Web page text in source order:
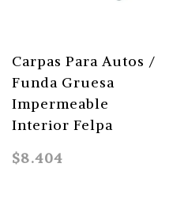
Carpas Para Autos /
Funda Gruesa
Impermeable
Interior Felpa
$8.404